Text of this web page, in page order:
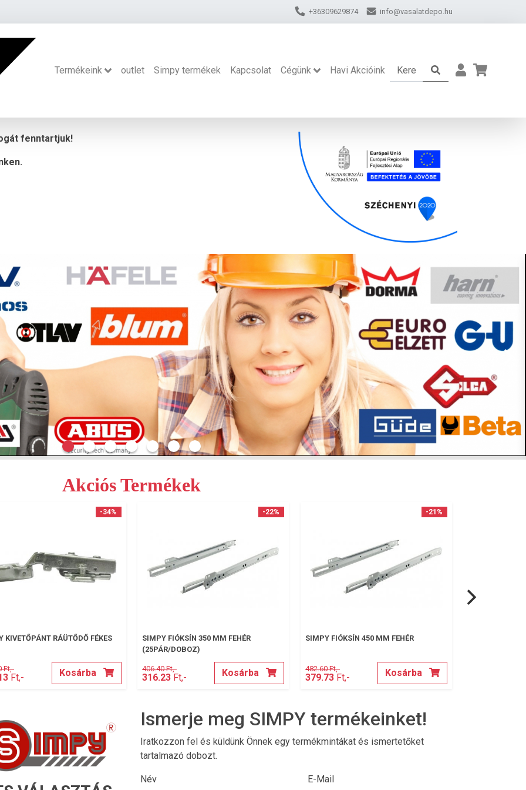
+36309629874 info@vasalatdepo.hu
Termékeink outlet Simpy termékek Kapcsolat Cégünk Havi Akcióink
fenntartjuk!
Akciós Termékek
-34%
KIVETŐPÁNT RÁÜTŐDŐ FÉKES
Ft,-
Ft,- Kosárba
-22%
SIMPY FIÓKSÍN 350 MM FEHÉR
(25PÁR/DOBOZ)
406.40 Ft,-
316.23 Ft,- Kosárba
-21%
SIMPY FIÓKSÍN 450 MM FEHÉR
482.60 Ft,-
379.73 Ft,- Kosárba
Ismerje meg SIMPY termékeinket!
Iratkozzon fel és küldünk Önnek egy termékmintákat és ismertetőket
tartalmazó dobozt.
Név E-Mail